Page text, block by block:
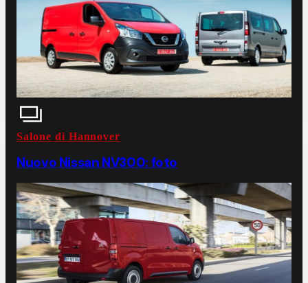
Salone di Hannover
Nuovo Nissan NV300: foto